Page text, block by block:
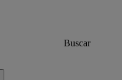
Buscar